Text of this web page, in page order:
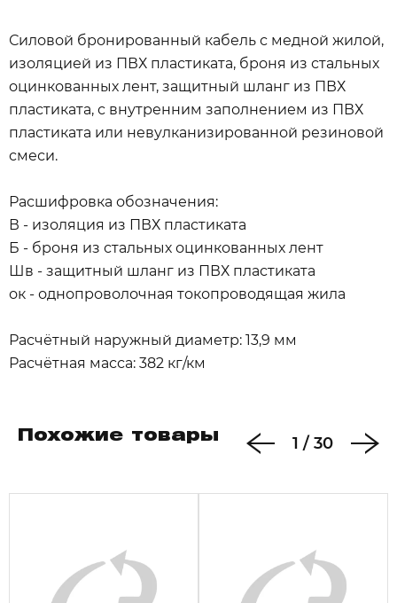
Силовой бронированный кабель с медной жилой,
изоляцией из ПВХ пластиката, броня из стальных
оцинкованных лент, защитный шланг из ПВХ
пластиката, с внутренним заполнением из ПВХ
пластиката или невулканизированной резиновой
смеси.
Расшифровка обозначения:
В - изоляция из ПВХ пластиката
Б - броня из стальных оцинкованных лент
Шв - защитный шланг из ПВХ пластиката
ок - однопроволочная токопроводящая жила
Расчётный наружный диаметр: 13,9 мм
Расчётная масса: 382 кг/км
Похожие товары 1 / 30